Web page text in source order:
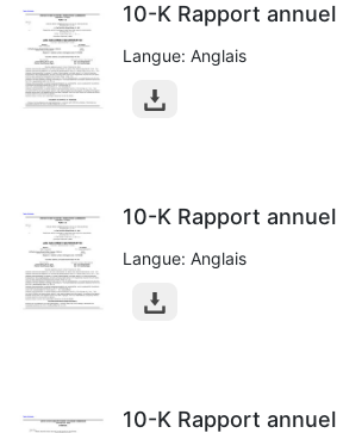
10-K Rapport annuel
Langue: Anglais
10-K Rapport annuel
Langue: Anglais
10-K Rapport annuel